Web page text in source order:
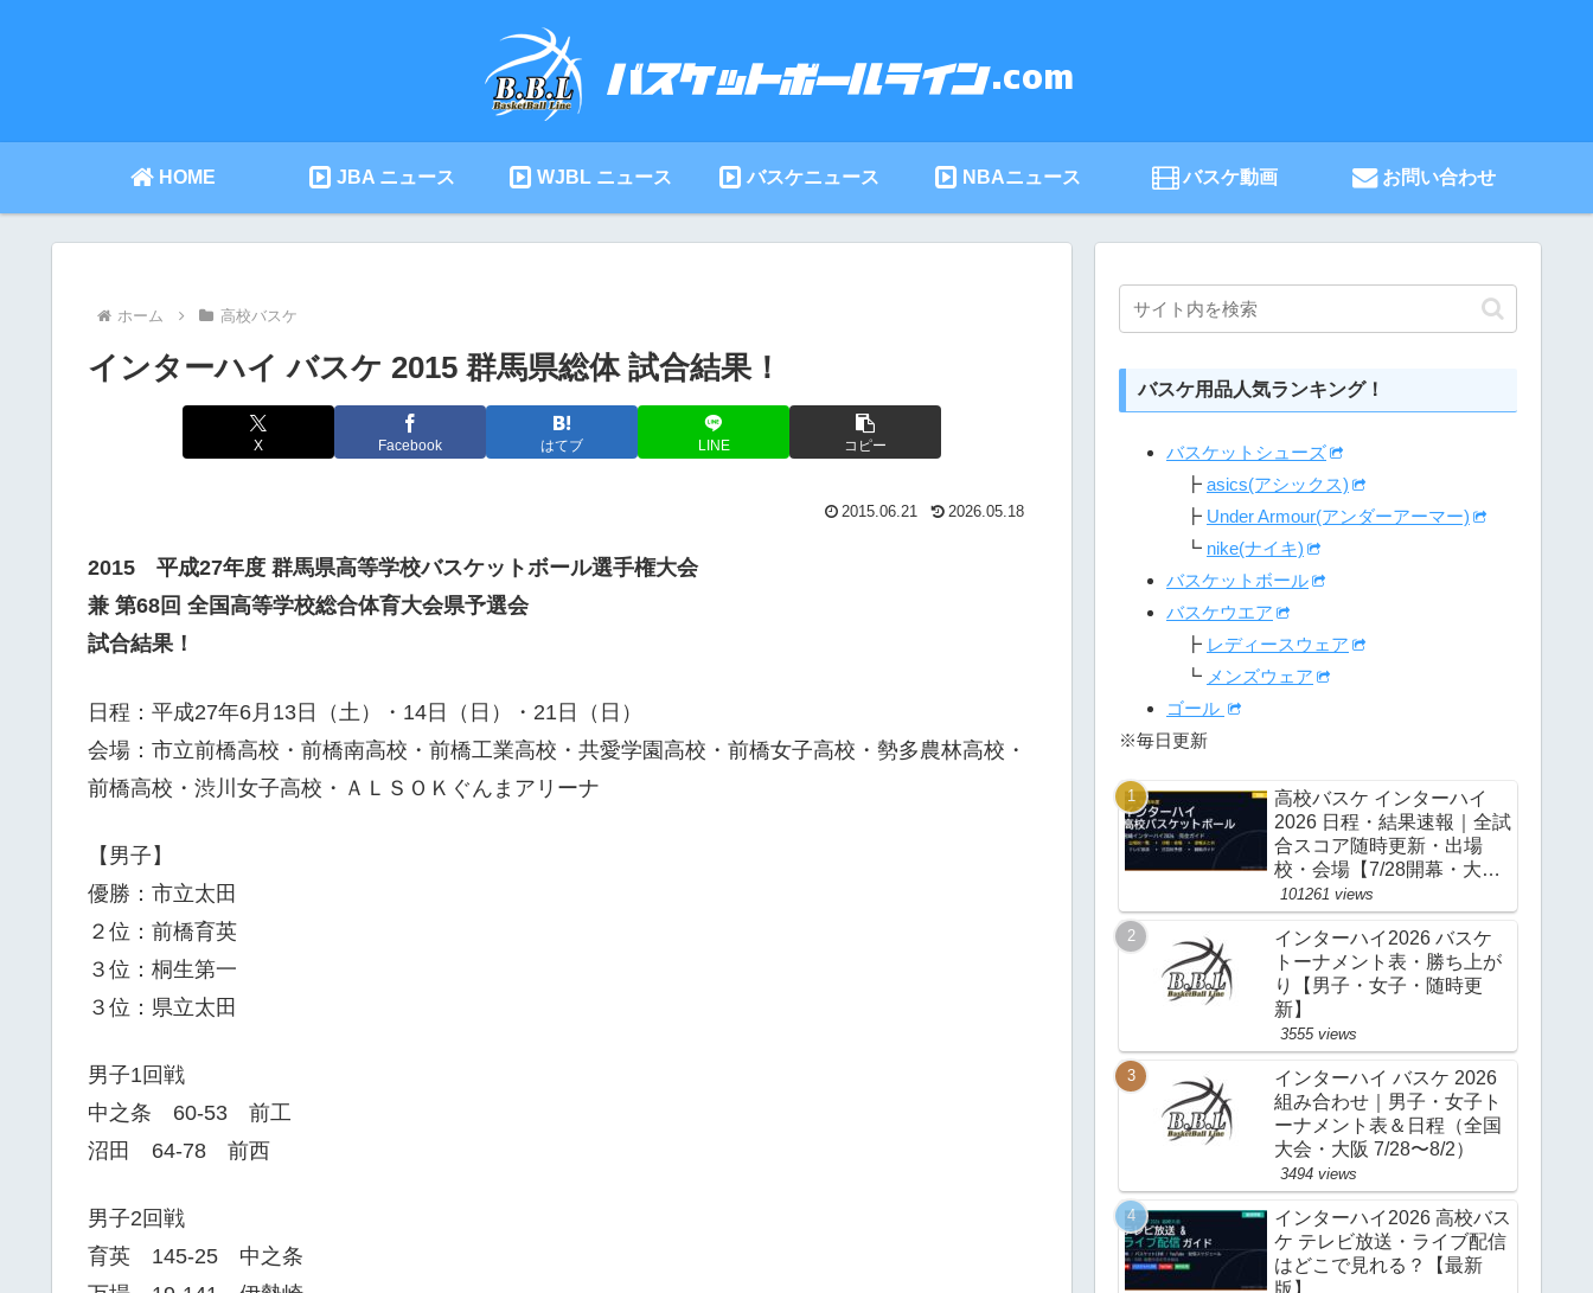
HOME JBA ニュース WJBL ニュース バスケニュース NBAニュース バスケ動画 お問い合わせ
ホーム 高校バスケ
インターハイ バスケ 2015 群馬県総体 試合結果！
X Facebook はてブ LINE コピー
2015.06.21 2026.05.18
2015 平成27年度 群馬県高等学校バスケットボール選手権大会
兼 第68回 全国高等学校総合体育大会県予選会
試合結果！
日程：平成27年6月13日（土）・14日（日）・21日（日）
会場：市立前橋高校・前橋南高校・前橋工業高校・共愛学園高校・前橋女子高校・勢多農林高校・
前橋高校・渋川女子高校・ＡＬＳＯＫぐんまアリーナ
【男子】
優勝：市立太田
２位：前橋育英
３位：桐生第一
３位：県立太田
男子1回戦
中之条 60-53 前工
沼田 64-78 前西
男子2回戦
育英 145-25 中之条
バスケ用品人気ランキング！
バスケットシューズ
┣ asics(アシックス)
┣ Under Armour(アンダーアーマー)
┗ nike(ナイキ)
バスケットボール
バスケウエア
┣ レディースウェア
┗ メンズウェア
ゴール
※毎日更新
高校バスケ インターハイ
2026 日程・結果速報｜全試
合スコア随時更新・出場
校・会場【7/28開幕・大
阪】
101261 views
インターハイ2026 バスケ
トーナメント表・勝ち上が
り【男子・女子・随時更
新】
3555 views
インターハイ バスケ 2026
組み合わせ｜男子・女子ト
ーナメント表＆日程（全国
大会・大阪 7/28〜8/2）
3494 views
インターハイ2026 高校バス
ケ テレビ放送・ライブ配信
はどこで見れる？【最新